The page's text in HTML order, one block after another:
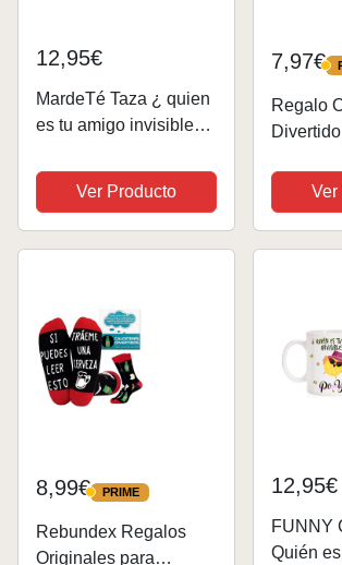
12,95€
MardeTé Taza ¿ quien
es tu amigo invisible?
divertida para felicitar
los amigos invisibles
Ver Producto
7,97€
Regalo
Idea
Mujer
Ver
8,99€ PRIME
PRIME
Rebundex Regalos
Originales para
12,95€
FUNNY
Quién